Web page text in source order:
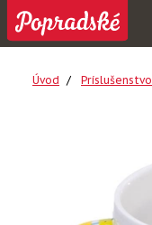
Úvod Príslušenstvo